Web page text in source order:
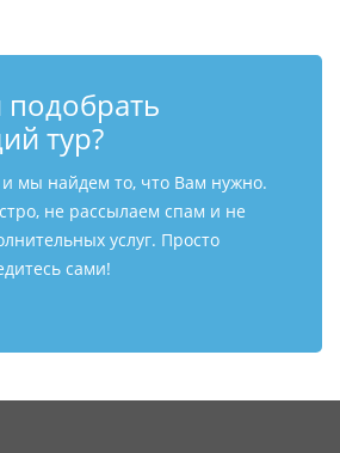
тур?
и мы найдем то, что Вам нужно.
не рассылаем спам и не
услуг. Просто
сами!